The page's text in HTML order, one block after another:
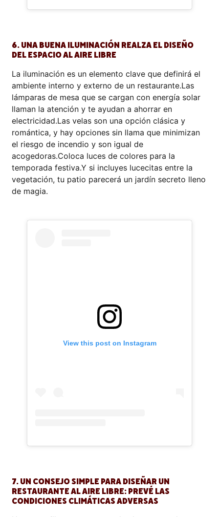
6. UNA BUENA ILUMINACIÓN REALZA EL DISEÑO
DEL ESPACIO AL AIRE LIBRE
La iluminación es un elemento clave que definirá el
ambiente interno y externo de un restaurante.Las
lámparas de mesa que se cargan con energía solar
llaman la atención y te ayudan a ahorrar en
electricidad.Las velas son una opción clásica y
romántica, y hay opciones sin llama que minimizan
el riesgo de incendio y son igual de
acogedoras.Coloca luces de colores para la
temporada festiva.Y si incluyes lucecitas entre la
vegetación, tu patio parecerá un jardín secreto lleno
de magia.
View this post on Instagram
7. UN CONSEJO SIMPLE PARA DISEÑAR UN
RESTAURANTE AL AIRE LIBRE: PREVÉ LAS
CONDICIONES CLIMÁTICAS ADVERSAS